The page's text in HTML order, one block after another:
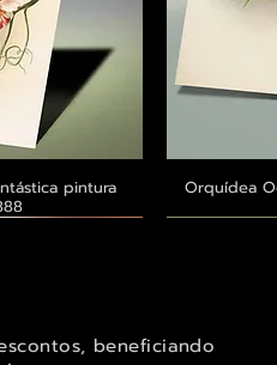
pintura
Orquídea
beneficiando